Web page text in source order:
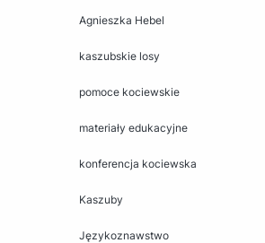
Agnieszka Hebel
kaszubskie losy
pomoce kociewskie
materiały edukacyjne
konferencja kociewska
Kaszuby
Językoznawstwo